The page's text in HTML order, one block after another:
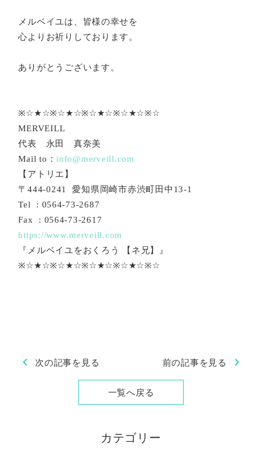
メルベイユは、皆様の幸せを
心よりお祈りしております。
ありがとうございます。
※☆★☆※☆★☆※☆★☆※☆★☆※☆
MERVEILL
代表 永田 真奈美
Mail to：info@merveill.com
【アトリエ】
〒444-0241 愛知県岡崎市赤渋町田中13-1
Tel : 0564-73-2687
Fax : 0564-73-2617
https://www.merveill.com
『メルベイユをおくろう 【ネ兄】』
※☆★☆※☆★☆※☆★☆※☆★☆※☆
chevron_left 次の記事を見る 前の記事を見る chevron_right
一覧へ戻る
カテゴリー